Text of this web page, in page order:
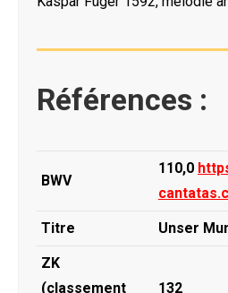
Références :
BWV
110,0
Titre Unser
ZK
(classement
132